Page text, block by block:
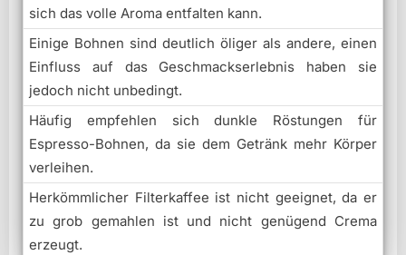
sich das volle Aroma entfalten kann.
Einige Bohnen sind deutlich öliger als andere, einen
Einfluss auf das Geschmackserlebnis haben sie
jedoch nicht unbedingt.
Häufig empfehlen sich dunkle Röstungen für
Espresso-Bohnen, da sie dem Getränk mehr Körper
verleihen.
Herkömmlicher Filterkaffee ist nicht geeignet, da er
zu grob gemahlen ist und nicht genügend Crema
erzeugt.